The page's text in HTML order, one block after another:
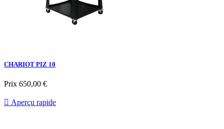
CHARIOT PIZ 10
Prix 650,00 €
 Aperçu rapide